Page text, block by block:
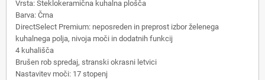
Vrsta: Steklokeramična kuhalna plošča
Barva: Črna
DirectSelect Premium: neposreden in preprost izbor želenega
kuhalnega polja, nivoja moči in dodatnih funkcij
4 kuhališča
Brušen rob spredaj, stranski okrasni letvici
Nastavitev moči: 17 stopenj